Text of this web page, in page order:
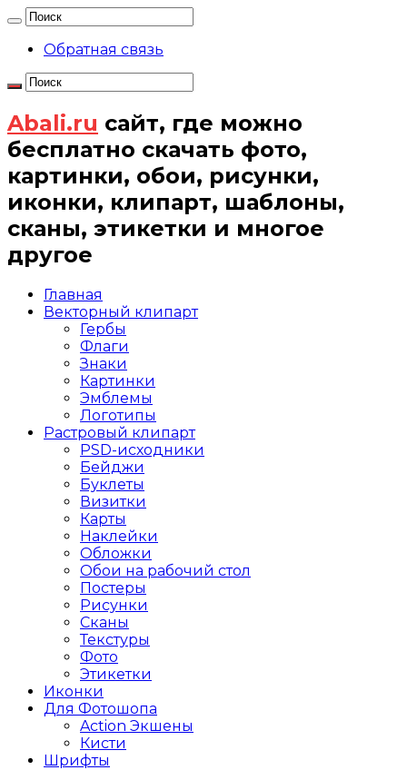
Обратная связь
Abali.ru сайт, где можно
бесплатно скачать фото,
картинки, обои, рисунки,
иконки, клипарт, шаблоны,
сканы, этикетки и многое
другое
Главная
Векторный клипарт
Гербы
Флаги
Знаки
Картинки
Эмблемы
Логотипы
Растровый клипарт
PSD-исходники
Бейджи
Буклеты
Визитки
Карты
Наклейки
Обложки
Обои на рабочий стол
Постеры
Рисунки
Сканы
Текстуры
Фото
Этикетки
Иконки
Для Фотошопа
Action Экшены
Кисти
Шрифты